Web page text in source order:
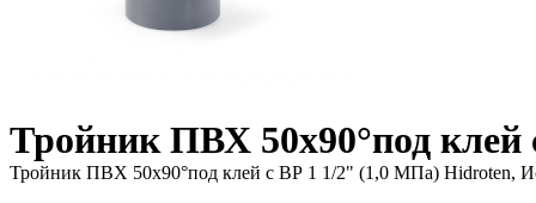
Тройник ПВХ 50х90°под
Тройник ПВХ 50х90°под клей с ВР 1 1/2" (1,0 МПа) Hidroten,